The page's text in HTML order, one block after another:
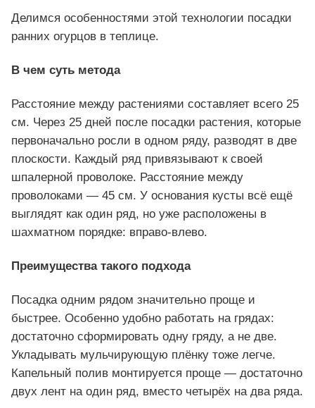
Делимся особенностями этой технологии посадки
ранних огурцов в теплице.
В чем суть метода
Расстояние между растениями составляет всего 25
см. Через 25 дней после посадки растения, которые
первоначально росли в одном ряду, разводят в две
плоскости. Каждый ряд привязывают к своей
шпалерной проволоке. Расстояние между
проволоками — 45 см. У основания кусты всё ещё
выглядят как один ряд, но уже расположены в
шахматном порядке: вправо-влево.
Преимущества такого подхода
Посадка одним рядом значительно проще и
быстрее. Особенно удобно работать на грядах:
достаточно сформировать одну гряду, а не две.
Укладывать мульчирующую плёнку тоже легче.
Капельный полив монтируется проще — достаточно
двух лент на один ряд, вместо четырёх на два ряда.